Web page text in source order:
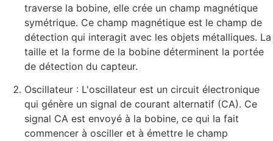
traverse la bobine, elle crée un champ magnétique
symétrique. Ce champ magnétique est le champ de
détection qui interagit avec les objets métalliques. La
taille et la forme de la bobine déterminent la portée
de détection du capteur.
Oscillateur : L'oscillateur est un circuit électronique
qui génère un signal de courant alternatif (CA). Ce
signal CA est envoyé à la bobine, ce qui la fait
commencer à osciller et à émettre le champ